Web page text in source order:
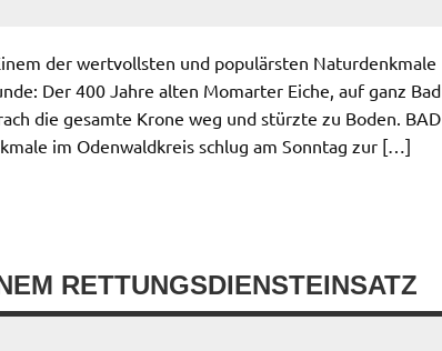
der wertvollsten und populärsten Naturdenkmale
Der 400 Jahre alten Momarter Eiche, auf ganz Bad
die gesamte Krone weg und stürzte zu Boden. BAD
im Odenwaldkreis schlug am Sonntag zur […]
RETTUNGSDIENSTEINSATZ